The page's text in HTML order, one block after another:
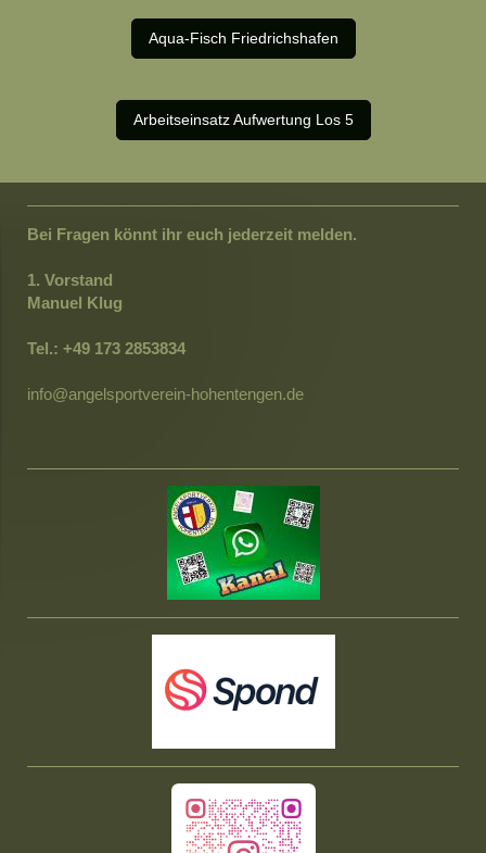
Aqua-Fisch Friedrichshafen
Arbeitseinsatz Aufwertung Los 5
Bei Fragen könnt ihr euch jederzeit melden.
1. Vorstand
Manuel Klug
Tel.: +49 173 2853834
info@angelsportverein-hohentengen.de